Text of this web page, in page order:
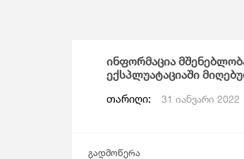
ინფორმაცია
ექსპლუატაციაში
თარიღი: 31 იანვარი 2022
გადმოწერა